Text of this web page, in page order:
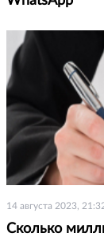
14 августа 2023,
Сколько